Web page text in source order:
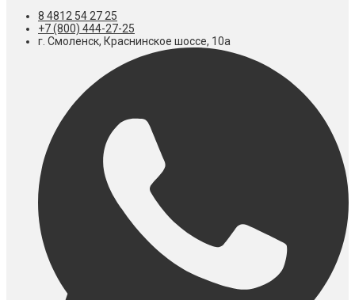
8 4812 54 27 25
+7 (800) 444-27-25
г. Смоленск, Краснинское шоссе, 10а